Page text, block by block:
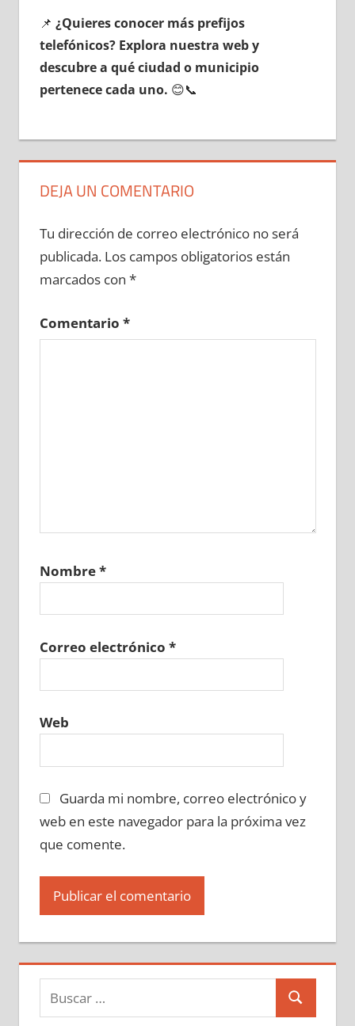
📌 ¿Quieres conocer mа́s prefijos
telefónicos? Explora nuestra web у
descubre а qué ciudad ο municipio
pertenece cada uno. 😊📞
DEJA UN COMENTARIO
Tu dirección de correo electrónico no será
publicada. Los campos obligatorios están
marcados con *
Comentario *
Nombre*
Correo electrónico *
Web
Guarda mi nombre, correo electrónico y
web en este navegador para la próxima vez
que comente.
Buscar